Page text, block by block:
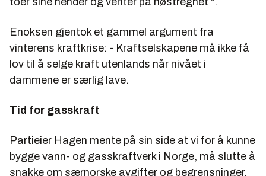
Enoksen gjentok et gammel argument fra
vinterens kraftkrise: - Kraftselskapene må ikke få
lov til å selge kraft utenlands når nivået i
dammene er særlig lave.
Tid for gasskraft
Partieier Hagen mente på sin side at vi for å kunne
bygge vann- og gasskraftverk i Norge, må slutte å
snakke om særnorske avgifter og begrensninger,